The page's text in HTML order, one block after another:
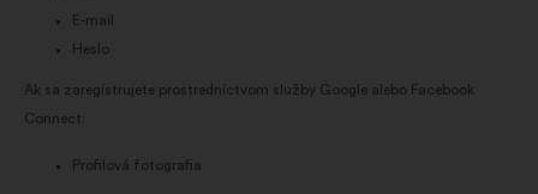
E-mail
Heslo
Ak sa zaregistrujete prostredníctvom služby Google alebo Facebook
Connect:
Profilová fotografia